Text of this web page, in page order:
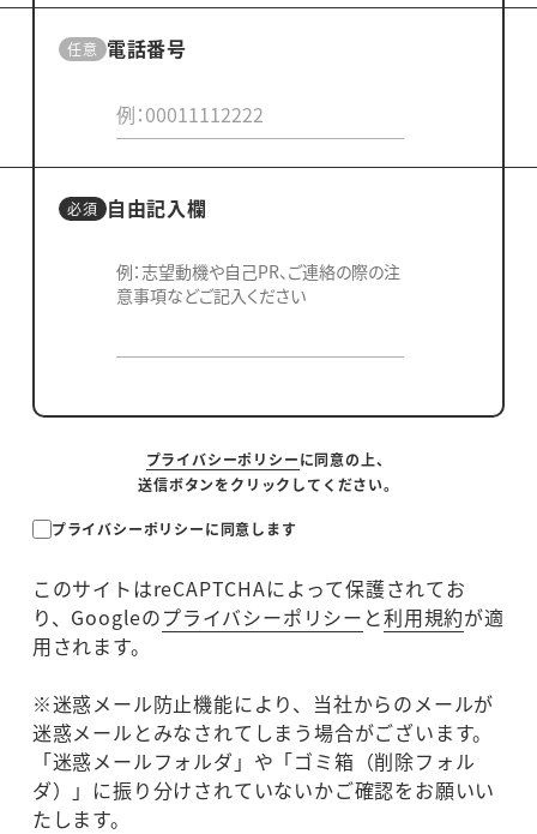
電話番号
自由記入欄
プライバシーポリシーに同意の上、
送信ボタンをクリックしてください。
プライバシーポリシーに同意します
このサイトはreCAPTCHAによって保護されてお
り、Googleのプライバシーポリシー と利用規約が適
用されます。
※迷惑メール防止機能により、当社からのメールが
迷惑メールとみなされてしまう場合がございます。
「迷惑メールフォルダ」や「ゴミ箱（削除フォル
ダ）」に振り分けされていないかご確認をお願いい
たします。